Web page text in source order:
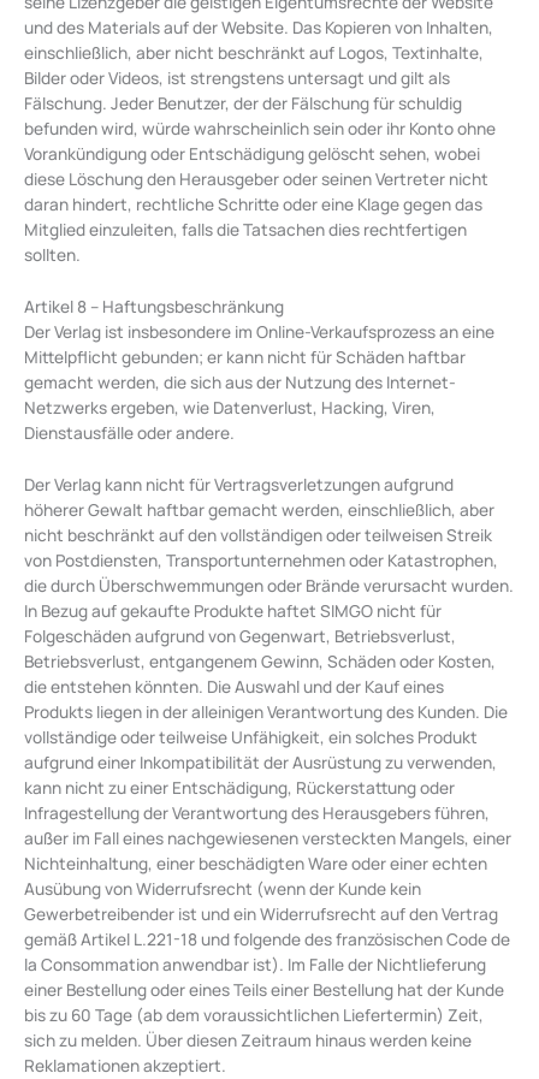
und des Materials auf der Website. Das Kopieren von Inhalten,
einschließlich, aber nicht beschränkt auf Logos, Textinhalte,
Bilder oder Videos, ist strengstens untersagt und gilt als
Fälschung. Jeder Benutzer, der der Fälschung für schuldig
befunden wird, würde wahrscheinlich sein oder ihr Konto ohne
Vorankündigung oder Entschädigung gelöscht sehen, wobei
diese Löschung den Herausgeber oder seinen Vertreter nicht
daran hindert, rechtliche Schritte oder eine Klage gegen das
Mitglied einzuleiten, falls die Tatsachen dies rechtfertigen
sollten.
Artikel 8 – Haftungsbeschränkung
Der Verlag ist insbesondere im Online-Verkaufsprozess an eine
Mittelpflicht gebunden; er kann nicht für Schäden haftbar
gemacht werden, die sich aus der Nutzung des Internet-
Netzwerks ergeben, wie Datenverlust, Hacking, Viren,
Dienstausfälle oder andere.
Der Verlag kann nicht für Vertragsverletzungen aufgrund
höherer Gewalt haftbar gemacht werden, einschließlich, aber
nicht beschränkt auf den vollständigen oder teilweisen Streik
von Postdiensten, Transportunternehmen oder Katastrophen,
die durch Überschwemmungen oder Brände verursacht wurden.
In Bezug auf gekaufte Produkte haftet SIMGO nicht für
Folgeschäden aufgrund von Gegenwart, Betriebsverlust,
Betriebsverlust, entgangenem Gewinn, Schäden oder Kosten,
die entstehen könnten. Die Auswahl und der Kauf eines
Produkts liegen in der alleinigen Verantwortung des Kunden. Die
vollständige oder teilweise Unfähigkeit, ein solches Produkt
aufgrund einer Inkompatibilität der Ausrüstung zu verwenden,
kann nicht zu einer Entschädigung, Rückerstattung oder
Infragestellung der Verantwortung des Herausgebers führen,
außer im Fall eines nachgewiesenen versteckten Mangels, einer
Nichteinhaltung, einer beschädigten Ware oder einer echten
Ausübung von Widerrufsrecht (wenn der Kunde kein
Gewerbetreibender ist und ein Widerrufsrecht auf den Vertrag
gemäß Artikel L.221-18 und folgende des französischen Code de
la Consommation anwendbar ist). Im Falle der Nichtlieferung
einer Bestellung oder eines Teils einer Bestellung hat der Kunde
bis zu 60 Tage (ab dem voraussichtlichen Liefertermin) Zeit,
sich zu melden. Über diesen Zeitraum hinaus werden keine
Reklamationen akzeptiert.